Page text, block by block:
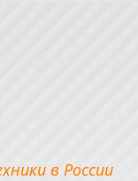
в России